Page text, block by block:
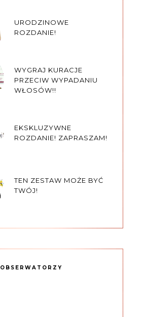
URODZINOWE
ROZDANIE!
WYGRAJ KURACJE
PRZECIW WYPADANIU
WŁOSÓW!!
EKSKLUZYWNE
ROZDANIE! ZAPRASZAM!
TEN ZESTAW MOŻE BYĆ
TWÓJ!
OBSERWATORZY